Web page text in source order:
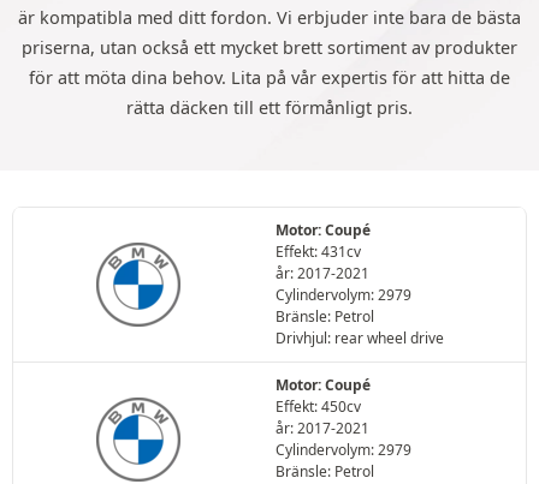
är kompatibla med ditt fordon. Vi erbjuder inte bara de bästa
priserna, utan också ett mycket brett sortiment av produkter
för att möta dina behov. Lita på vår expertis för att hitta de
rätta däcken till ett förmånligt pris.
Motor: Coupé
Effekt: 431cv
år: 2017-2021
Cylindervolym: 2979
Bränsle: Petrol
Drivhjul: rear wheel drive
Motor: Coupé
Effekt: 450cv
år: 2017-2021
Cylindervolym: 2979
Bränsle: Petrol